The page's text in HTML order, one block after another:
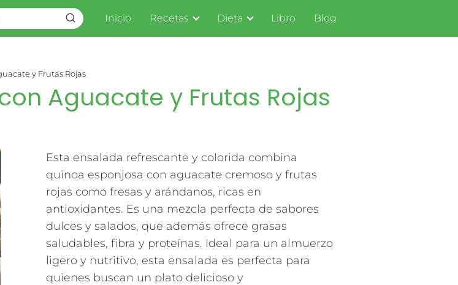
Inicio Recetas Dieta Libro Blog
y Frutas Rojas
Aguacate y Frutas Rojas
Esta ensalada refrescante y colorida combina
quinoa esponjosa con aguacate cremoso y frutas
rojas como fresas y arándanos, ricas en
antioxidantes. Es una mezcla perfecta de sabores
dulces y salados, que además ofrece grasas
saludables, fibra y proteínas. Ideal para un almuerzo
ligero y nutritivo, esta ensalada es perfecta para
quienes buscan un plato delicioso y